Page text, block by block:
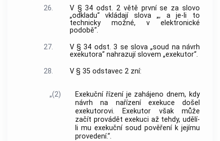
26.
V § 34 odst. 2 větě první se za slovo
„odkladu“ vkládají slova „, a je-li to
technicky možné, v elektronické
podobě“.
27.
V § 34 odst. 3 se slova „soud na návrh
exekutora“ nahrazují slovem „exekutor“.
28.
V § 35 odstavec 2 zní:
„(2)
Exekuční řízení je zahájeno dnem, kdy
návrh na nařízení exekuce došel
exekutorovi. Exekutor však může
začít provádět exekuci až tehdy, udělí-
li mu exekuční soud pověření k jejímu
provedení.“.